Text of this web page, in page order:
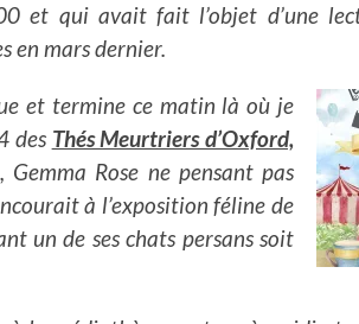
et qui avait fait l’objet d’une
en mars dernier.
et termine ce matin là où je
des Thés Meurtriers d’Oxford,
Gemma Rose ne pensant pas
à l’exposition féline de
un de ses chats persans soit